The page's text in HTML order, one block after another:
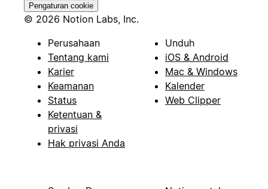
Pengaturan cookie
© 2026 Notion Labs, Inc.
Perusahaan
Tentang kami
Karier
Keamanan
Status
Ketentuan &
privasi
Hak privasi Anda
Unduh
iOS & Android
Mac & Windows
Kalender
Web Clipper